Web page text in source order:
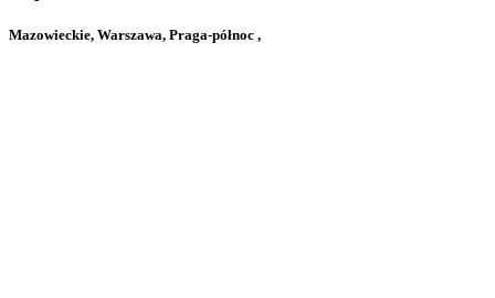
Mazowieckie, Warszawa, Praga-północ ,